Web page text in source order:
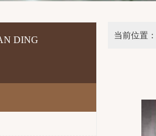
DING 当前位置：